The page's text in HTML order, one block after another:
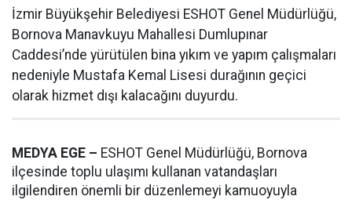
İzmir Büyükşehir Belediyesi ESHOT Genel Müdürlüğü,
Bornova Manavkuyu Mahallesi Dumlupınar
Caddesi’nde yürütülen bina yıkım ve yapım çalışmaları
nedeniyle Mustafa Kemal Lisesi durağının geçici
olarak hizmet dışı kalacağını duyurdu.
MEDYA EGE – ESHOT Genel Müdürlüğü, Bornova
ilçesinde toplu ulaşımı kullanan vatandaşları
ilgilendiren önemli bir düzenlemeyi kamuoyuyla